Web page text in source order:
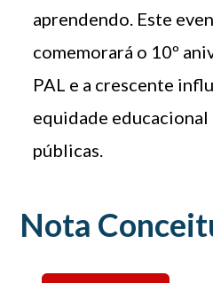
aprendendo. Este
comemorará o 10º
PAL e a crescente
equidade educacional
públicas.
Nota